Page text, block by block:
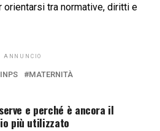
tra normative, diritti e
ANNUNCIO
INPS MATERNITÀ
e perché è ancora il
più utilizzato